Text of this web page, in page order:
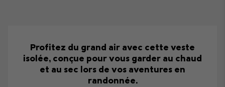
Profitez du grand air avec cette veste
isolée, conçue pour vous garder au chaud
et au sec lors de vos aventures en
randonnée.